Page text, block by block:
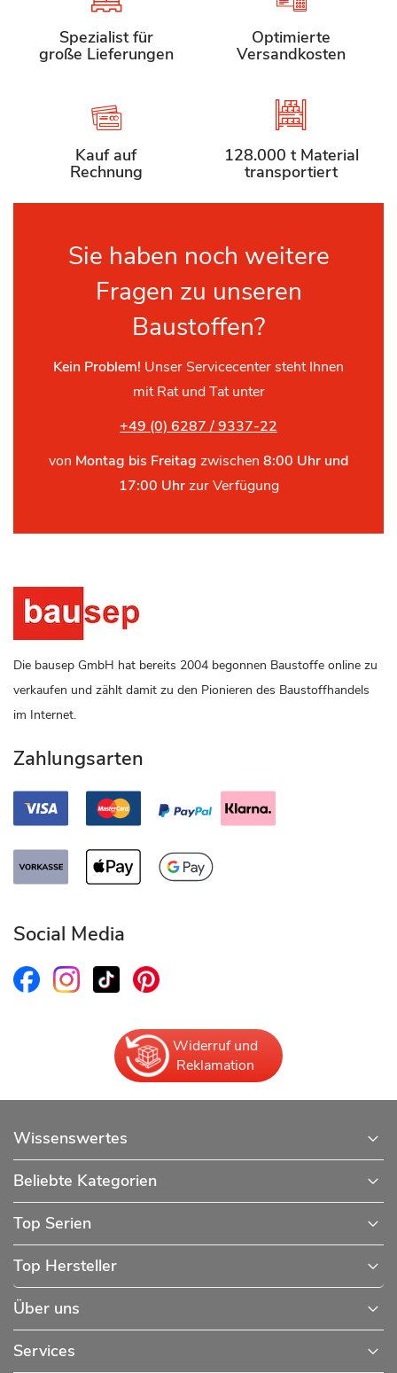
Spezialist für
große Lieferungen
Optimierte
Versandkosten
Kauf auf
Rechnung
128.000 t Material
transportiert
Sie haben noch weitere
Fragen zu unseren
Baustoffen?
Kein Problem! Unser Servicecenter steht Ihnen
mit Rat und Tat unter
+49 (0) 6287 / 9337-22
von Montag bis Freitag zwischen 8:00 Uhr und
17:00 Uhrzur Verfügung
Die bausep GmbH hat bereits 2004 begonnen Baustoffe online zu
verkaufen und zählt damit zu den Pionieren des Baustoffhandels
im Internet.
Zahlungsarten
Social Media
Widerruf und
Reklamation
Wissenswertes
Beliebte Kategorien
Top Serien
Top Hersteller
Über uns
Services